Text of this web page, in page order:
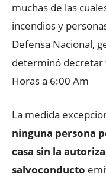
muchas de las
incendios y
Defensa Nacional,
determinó decretar
Horas a 6:00 Am
La medida
ninguna persona
casa sin la
salvoconducto